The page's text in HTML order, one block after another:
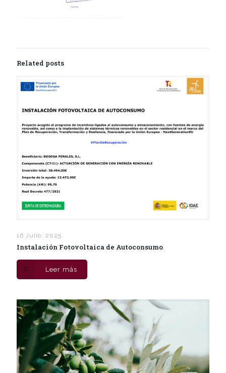
Related posts
16 Julio, 2025
Instalación Fotovoltaica de Autoconsumo
Leer más